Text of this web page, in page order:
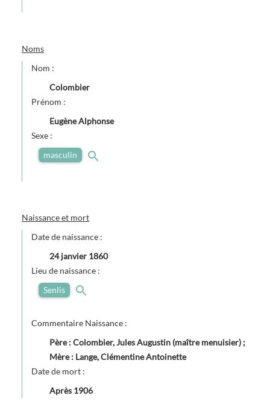
Noms
Nom :
Colombier
Prénom :
Eugène Alphonse
Sexe :
masculin
Naissance et mort
Date de naissance :
24 janvier 1860
Lieu de naissance :
Senlis
Commentaire Naissance :
Père : Colombier, Jules Augustin (maître menuisier) ;
Mère : Lange, Clémentine Antoinette
Date de mort :
Après 1906